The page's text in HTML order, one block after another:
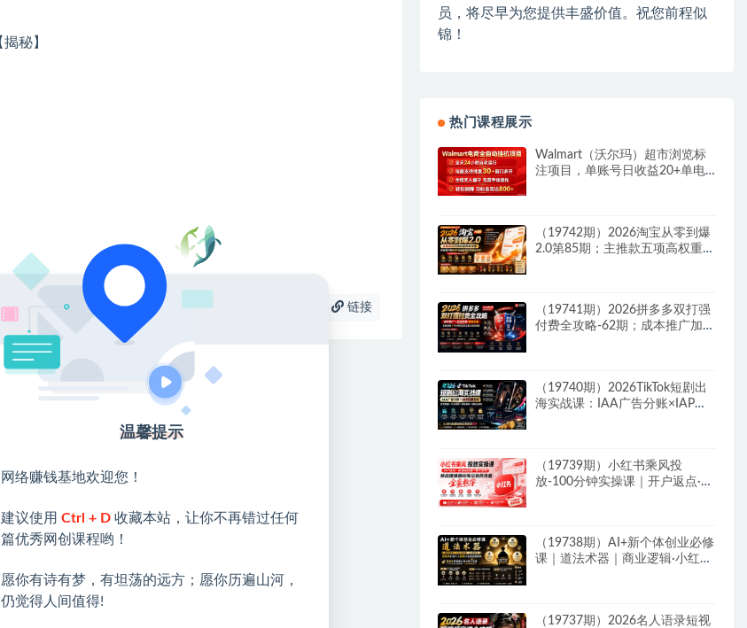
链接
员，将尽早为您提供丰盛价值。祝您前程似
锦！
热门课程展示
Walmart（沃尔玛）超市浏览标
注项目，单账号日收益20+单电
（19742期）2026淘宝从零到爆
2.0第85期；主推款五项高权重初
（19741期）2026拼多多双打强
付费全攻略-62期；成本推广加托
（19740期）2026TikTok短剧出
海实战课：IAA广告分账×IAP付
（19739期）小红书乘风投
放-100分钟实操课｜开户返点·标
（19738期）AI+新个体创业必修
课｜道法术器｜商业逻辑·小红书
（19737期）2026名人语录短视
温馨提示
网络赚钱基地欢迎您！
建议使用 Ctrl + D 收藏本站，让你不再错过任何
篇优秀网创课程哟！
愿你有诗有梦，有坦荡的远方；愿你历遍山河，
仍觉得人间值得!